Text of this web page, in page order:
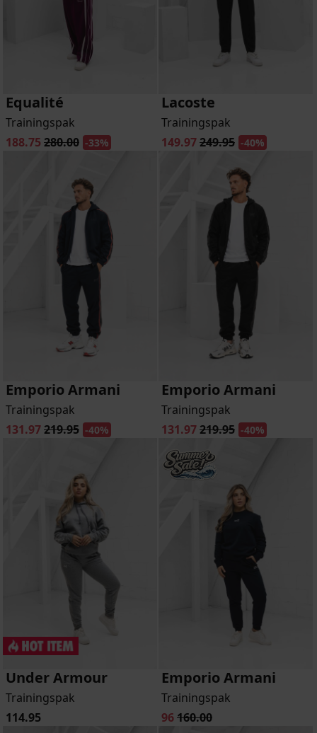
Equalité
Trainingspak
188.75 280.00 -33%
Lacoste
Trainingspak
149.97249.95 -40%
Emporio Armani
Trainingspak
131.97219.95 -40%
Emporio Armani
Trainingspak
131.97219.95 -40%
Under Armour
Trainingspak
114.95
Emporio Armani
Trainingspak
96160.00